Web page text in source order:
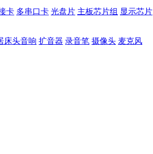
卡 多串口卡 光盘片 主板芯片组 显示芯片
床头音响 扩音器 录音笔 摄像头 麦克风